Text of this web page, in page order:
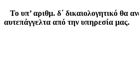
Το υπ’ αριθμ. δ΄ δικαιολογητικό θα
αυτεπάγγελτα από την υπηρεσία μας.